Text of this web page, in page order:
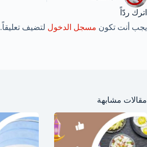
اترك ردّاً
يجب أنت تكون مسجل الدخول لتضيف تعليقاً.
مقالات مشابهة